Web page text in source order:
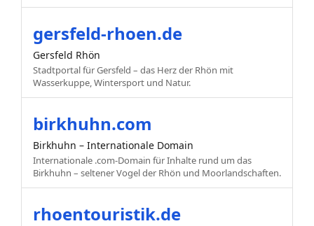
gersfeld-rhoen.de
Gersfeld Rhön
Stadtportal für Gersfeld – das Herz der Rhön mit
Wasserkuppe, Wintersport und Natur.
birkhuhn.com
Birkhuhn – Internationale Domain
Internationale .com-Domain für Inhalte rund um das
Birkhuhn – seltener Vogel der Rhön und Moorlandschaften.
rhoentouristik.de